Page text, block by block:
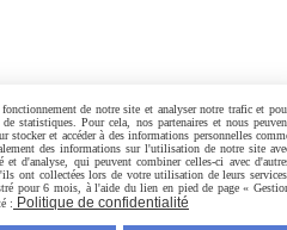
de notre site et analyser notre trafic et
statistiques. Pour cela, nos partenaires et nous
stocker et accéder à des informations personnelles
des informations sur l'utilisation de notre site
d'analyse, qui peuvent combiner celles-ci avec
ont collectées lors de votre utilisation de leurs
pour 6 mois, à l'aide du lien en pied de page «
: Politique de confidentialité